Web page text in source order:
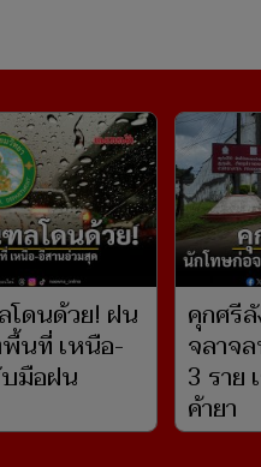
ดนด้วย! ฝน
นที่ เหนือ-
มือฝน
คุกศรี
จลาจ
3 ราย
ค้ายา